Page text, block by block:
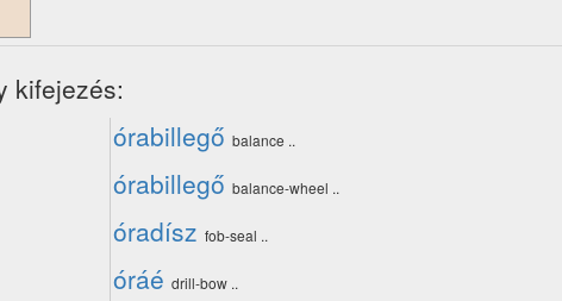
kifejezés:
órabillegő balance ..
órabillegő balance-wheel ..
óradísz fob-seal ..
óráé drill-bow ..